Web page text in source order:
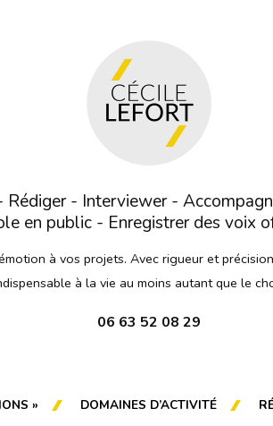
Rédiger - Interviewer -
en public - Enregistrer des voix
à vos projets. Avec rigueur et
à la vie au moins autant que le
06 63 52 08 29
» DOMAINES D’ACTIVITÉ